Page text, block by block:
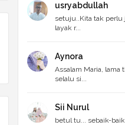
usryabdullah
setuju..Kita tak
layak r...
Aynora
Assalam Maria, lama
selalu si...
Sii Nurul
betul tu... sebaik-